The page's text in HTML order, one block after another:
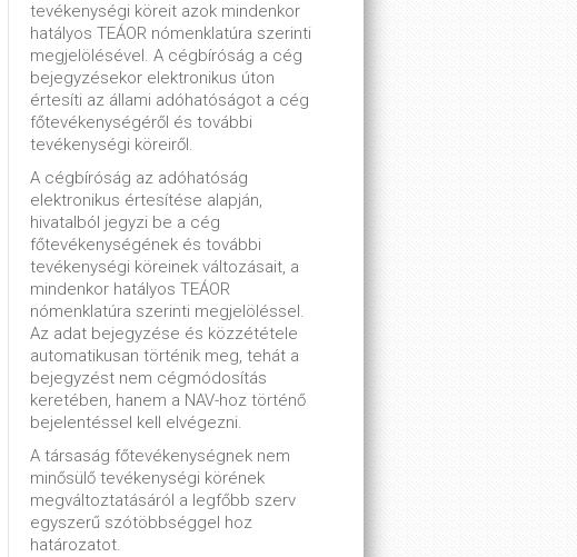
tevékenységi köreit azok mindenkor
hatályos TEÁOR nómenklatúra szerinti
megjelölésével. A cégbíróság a cég
bejegyzésekor elektronikus úton
értesíti az állami adóhatóságot a cég
főtevékenységéről és további
tevékenységi köreiről.
A cégbíróság az adóhatóság
elektronikus értesítése alapján,
hivatalból jegyzi be a cég
főtevékenységének és további
tevékenységi köreinek változásait, a
mindenkor hatályos TEÁOR
nómenklatúra szerinti megjelöléssel.
Az adat bejegyzése és közzététele
automatikusan történik meg, tehát a
bejegyzést nem cégmódosítás
keretében, hanem a NAV-hoz történő
bejelentéssel kell elvégezni.
A társaság főtevékenységnek nem
minősülő tevékenységi körének
megváltoztatásáról a legfőbb szerv
egyszerű szótöbbséggel hoz
határozatot.